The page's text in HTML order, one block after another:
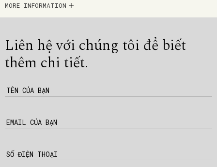
MORE INFORMATION
Liên hệ với chúng tôi để biết
thêm chi tiết.
TÊN CỦA BẠN
EMAIL CỦA BẠN
SỐ ĐIỆN THOẠI